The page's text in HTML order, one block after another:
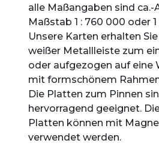
alle Maßangaben sind ca.-
Maßstab 1 : 760 000 oder
Unsere Karten erhalten
weißer Metallleiste zum
oder aufgezogen auf eine
mit formschönem
Die Platten zum Pinnen
hervorragend geeignet.
Platten können mit
verwendet werden.